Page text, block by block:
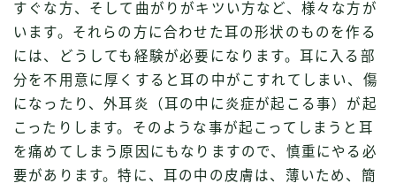
すぐな方、そして曲がりがキツい方など、様々な方が
います。それらの方に合わせた耳の形状のものを作る
には、どうしても経験が必要になります。耳に入る部
分を不用意に厚くすると耳の中がこすれてしまい、傷
になったり、外耳炎（耳の中に炎症が起こる事）が起
こったりします。そのような事が起こってしまうと耳
を痛めてしまう原因にもなりますので、慎重にやる必
要があります。特に、耳の中の皮膚は、薄いため、簡